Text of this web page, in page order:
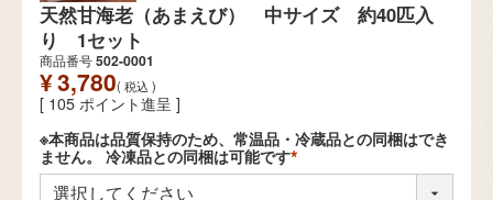
天然甘海老（あまえび） 中サイズ 約40匹入
り 1セット
商品番号502-0001
¥3,780 税込
[ 105 ポイント進呈 ]
※本商品は品質保持のため、常温品・冷蔵品との同梱はでき
ません。 冷凍品との同梱は可能です
(